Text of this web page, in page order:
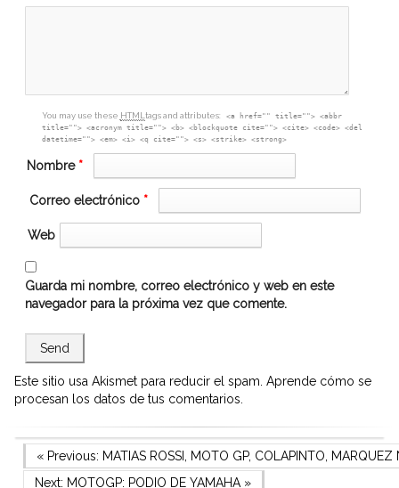
box
You may use these HTMLtags and attributes:
<a href="" title=""> <abbr
title=""> <acronym title=""> <b> <blockquote cite=""> <cite> <code> <del
datetime=""> <em> <i> <q cite=""> <s> <strike> <strong>
Nombre *
Correo electrónico *
Web
Guarda mi nombre, correo electrónico y web en este
navegador para la próxima vez que comente.
Este sitio usa Akismet para reducir el spam. Aprende cómo se
procesan los datos de tus comentarios.
Navegación
Previous Post
« Previous: MATIAS ROSSI, MOTO GP, COLAPINTO, MARQUEZ
Next Post
Next: MOTOGP: PODIO DE YAMAHA»